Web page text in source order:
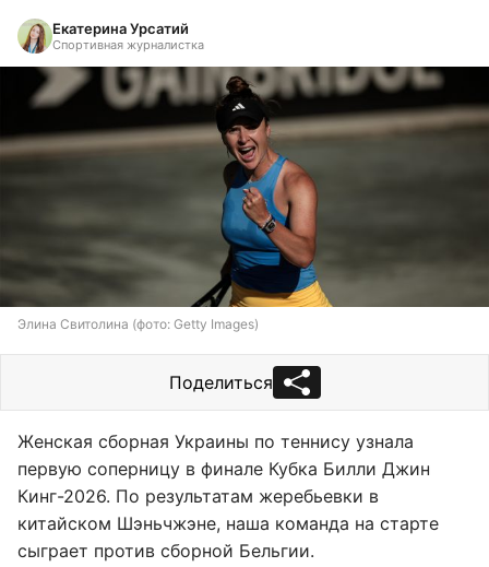
Екатерина Урсатий
Спортивная журналистка
Элина Свитолина (фото: Getty Images)
Поделиться
Женская сборная Украины по теннису узнала
первую соперницу в финале Кубка Билли Джин
Кинг-2026. По результатам жеребьевки в
китайском Шэньчжэне, наша команда на старте
сыграет против сборной Бельгии.